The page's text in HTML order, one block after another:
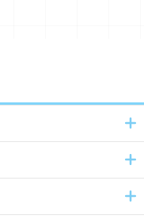
室(102)
教材・指導(27)